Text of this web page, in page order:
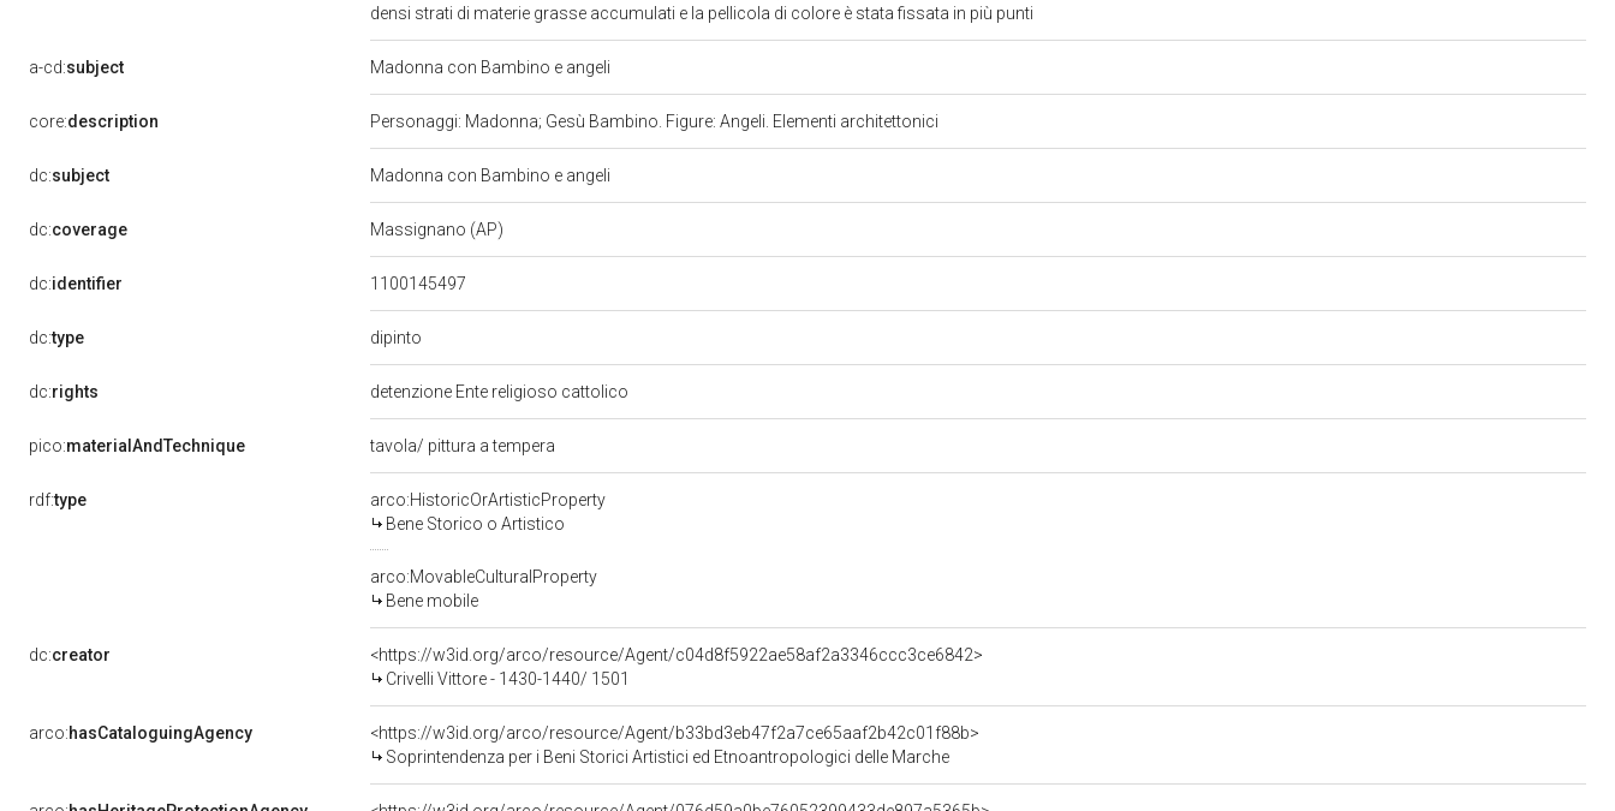
densi strati di materie grasse accumulati e la pellicola di colore è stata fissata in più punti
a-cd:subject Madonna con Bambino e angeli
core:description Personaggi: Madonna; Gesù Bambino. Figure: Angeli. Elementi architettonici
dc:subject Madonna con Bambino e angeli
dc:coverage Massignano (AP)
dc:identifier 1100145497
dc:type dipinto
dc:rights detenzione Ente religioso cattolico
pico:materialAndTechnique tavola/ pittura a tempera
rdf:type
arco:HistoricOrArtisticProperty
Bene Storico o Artistico
arco:MovableCulturalProperty
Bene mobile
dc:creator
<https://w3id.org/arco/resource/Agent/c04d8f5922ae58af2a3346ccc3ce6842>
Crivelli Vittore - 1430-1440/ 1501
arco:hasCataloguingAgency
<https://w3id.org/arco/resource/Agent/b33bd3eb47f2a7ce65aaf2b42c01f88b>
Soprintendenza per i Beni Storici Artistici ed Etnoantropologici delle Marche